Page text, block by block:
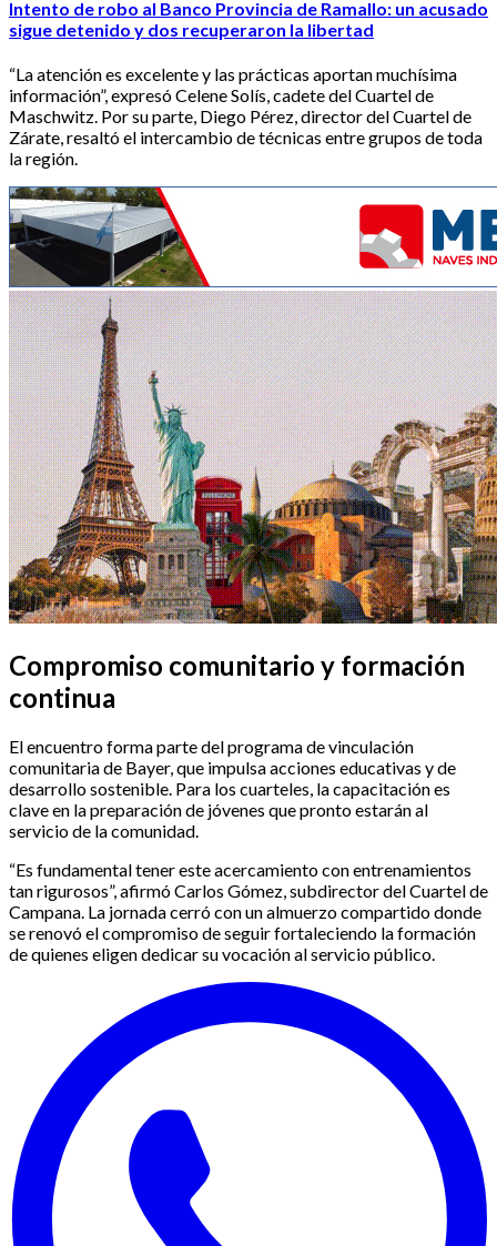
Intento de robo al Banco Provincia de Ramallo: un acusado
sigue detenido y dos recuperaron la libertad
“La atención es excelente y las prácticas aportan muchísima
información”, expresó Celene Solís, cadete del Cuartel de
Maschwitz. Por su parte, Diego Pérez, director del Cuartel de
Zárate, resaltó el intercambio de técnicas entre grupos de toda
la región.
Compromiso comunitario y formación
continua
El encuentro forma parte del programa de vinculación
comunitaria de Bayer, que impulsa acciones educativas y de
desarrollo sostenible. Para los cuarteles, la capacitación es
clave en la preparación de jóvenes que pronto estarán al
servicio de la comunidad.
“Es fundamental tener este acercamiento con entrenamientos
tan rigurosos”, afirmó Carlos Gómez, subdirector del Cuartel de
Campana. La jornada cerró con un almuerzo compartido donde
se renovó el compromiso de seguir fortaleciendo la formación
de quienes eligen dedicar su vocación al servicio público.